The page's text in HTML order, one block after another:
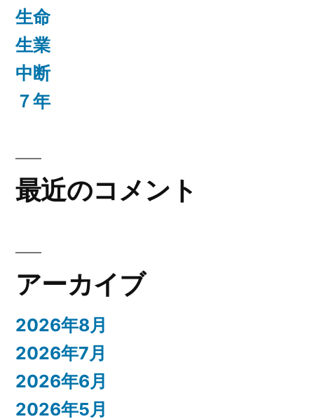
生命
生業
中断
７年
最近のコメント
アーカイブ
2026年8月
2026年7月
2026年6月
2026年5月